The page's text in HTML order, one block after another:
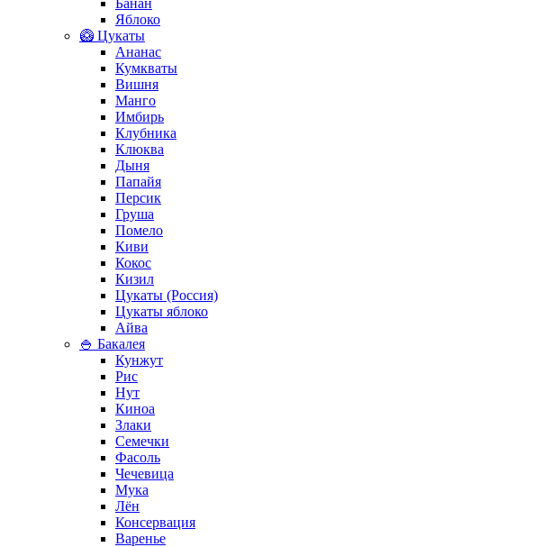
Банан
Яблоко
🥝 Цукаты
Ананас
Кумкваты
Вишня
Манго
Имбирь
Клубника
Клюква
Дыня
Папайя
Персик
Груша
Помело
Киви
Кокос
Кизил
Цукаты (Россия)
Цукаты яблоко
Айва
🍚 Бакалея
Кунжут
Рис
Нут
Киноа
Злаки
Семечки
Фасоль
Чечевица
Мука
Лён
Консервация
Варенье